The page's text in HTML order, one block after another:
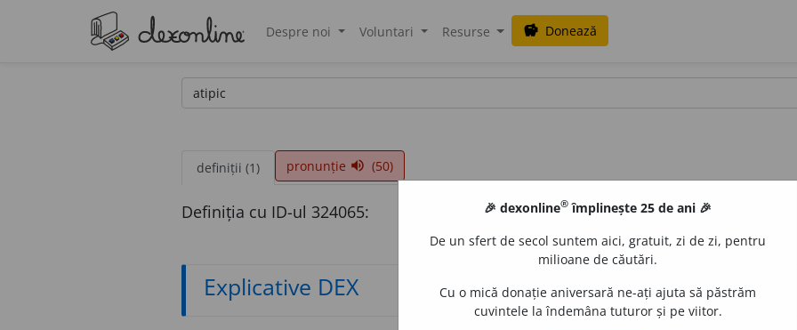
Despre noi Voluntari Resurse savings Donează
definiții (1) pronunție volume_up (50)
Definiția cu ID-ul 324065:
Explicative DEX
🎉 dexonline® împlinește 25 de ani 🎉
De un sfert de secol suntem aici, gratuit, zi de zi, pentru
milioane de căutări.
Cu o mică donație aniversară ne-ați ajuta să păstrăm
cuvintele la îndemâna tuturor și pe viitor.